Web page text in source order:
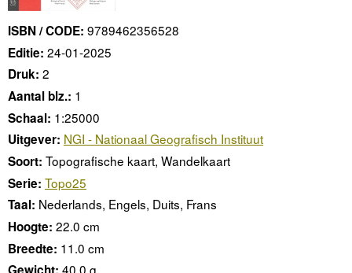
ISBN / CODE: 9789462356528
Editie: 24-01-2025
Druk: 2
Aantal blz.: 1
Schaal: 1:25000
Uitgever: NGI - Nationaal Geografisch Instituut
Soort: Topografische kaart, Wandelkaart
Serie: Topo25
Taal: Nederlands, Engels, Duits, Frans
Hoogte: 22.0 cm
Breedte: 11.0 cm
40.0 g